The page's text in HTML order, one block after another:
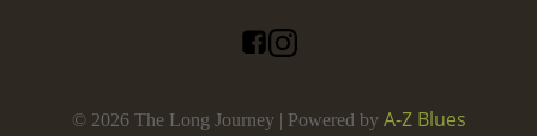
© 2026 The Long Journey | Powered by A-Z Blues